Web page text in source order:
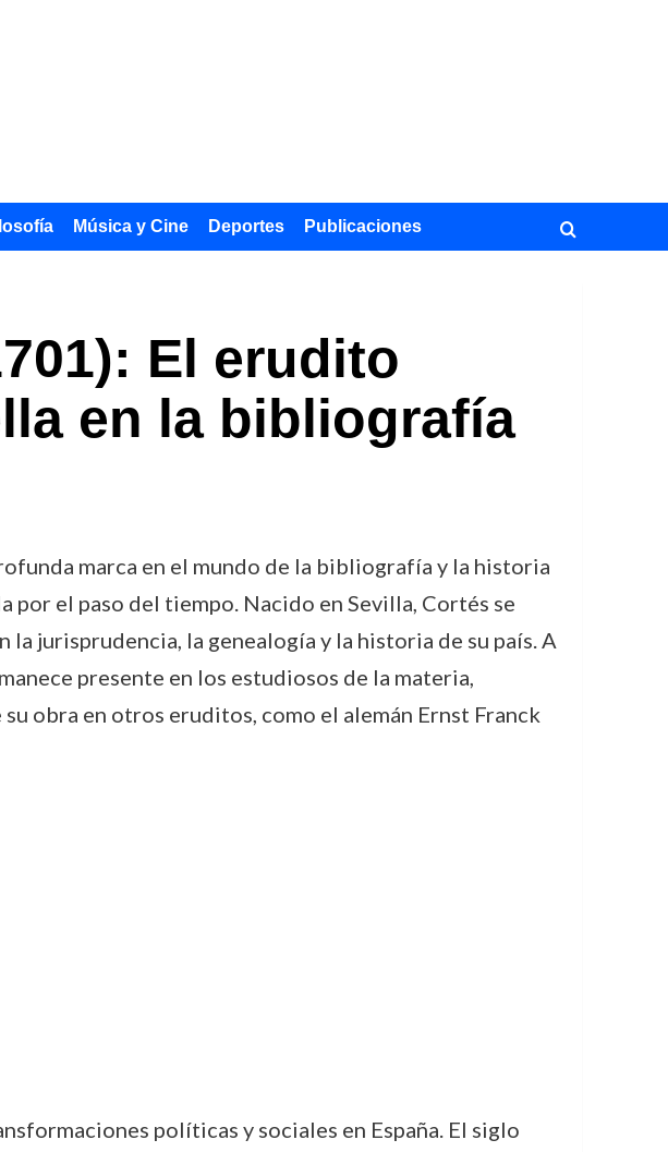
Música y Cine Deportes Publicaciones
El erudito
en la bibliografía
marca en el mundo de la bibliografía y la historia
por el paso del tiempo. Nacido en Sevilla, Cortés se
jurisprudencia, la genealogía y la historia de su país. A
presente en los estudiosos de la materia,
obra en otros eruditos, como el alemán Ernst Franck
políticas y sociales en España. El siglo